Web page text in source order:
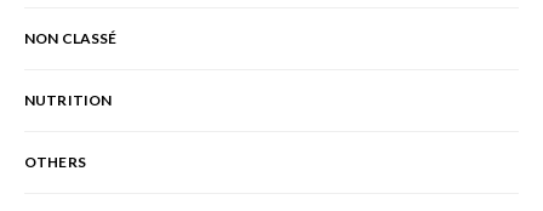
NON CLASSÉ
NUTRITION
OTHERS